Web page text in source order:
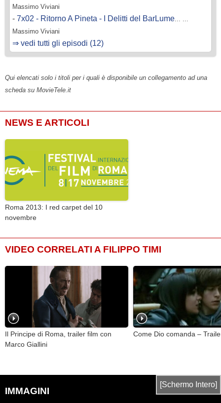
Massimo Viviani
- 7x02 - Ritorno A Pineta - I Delitti del BarLume... ...
Massimo Viviani
⇒ vedi tutti gli episodi (12)
Qui elencati solo i titoli per i quali è disponibile un collegamento ad una
scheda su MovieTele.it
NEWS E ARTICOLI
Roma 2013: I red carpet del 10
novembre
VIDEO CORRELATI A FILIPPO TIMI
Il Principe di Roma, trailer film con
Marco Giallini
Come Dio comanda –
IMMAGINI
[Schermo Intero]